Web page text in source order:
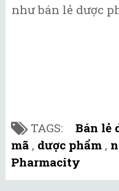
như bán lẻ dược
TAGS: Bán lẻ
mã , dược phẩm ,
Pharmacity